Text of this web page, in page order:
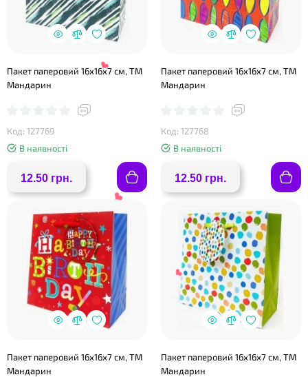
Пакет паперовий 16х16х7 см, ТМ
Мандарин
Код: 127769
В наявності
12.50 грн.
Пакет паперовий 16х16х7 см, ТМ
Мандарин
Код: 127768
В наявності
12.50 грн.
Пакет паперовий 16х16х7 см, ТМ
Мандарин
Пакет паперовий 16х16х7 см, ТМ
Мандарин
❤